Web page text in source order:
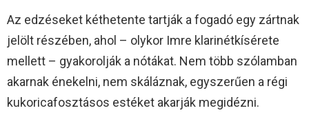
Az edzéseket kéthetente tartják a fogadó egy zártnak
jelölt részében, ahol – olykor Imre klarinétkísérete
mellett – gyakorolják a nótákat. Nem több szólamban
akarnak énekelni, nem skáláznak, egyszerűen a régi
kukoricafosztásos estéket akarják megidézni.